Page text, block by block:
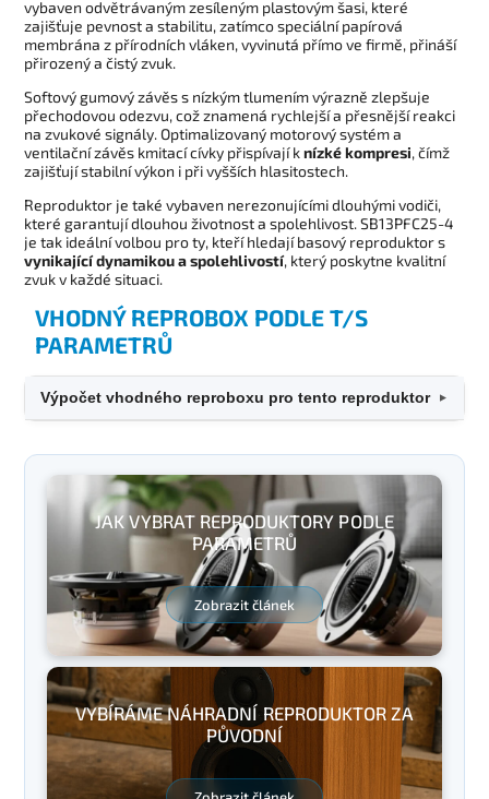
vybaven odvětrávaným zesíleným plastovým šasi, které
zajišťuje pevnost a stabilitu, zatímco speciální papírová
membrána z přírodních vláken, vyvinutá přímo ve firmě, přináší
přirozený a čistý zvuk.
Softový gumový závěs s nízkým tlumením výrazně zlepšuje
přechodovou odezvu, což znamená rychlejší a přesnější reakci
na zvukové signály. Optimalizovaný motorový systém a
ventilační závěs kmitací cívky přispívají knízké kompresi, čímž
zajišťují stabilní výkon i při vyšších hlasitostech.
Reproduktor je také vybaven nerezonujícími dlouhými vodiči,
které garantují dlouhou životnost a spolehlivost. SB13PFC25-4
je tak ideální volbou pro ty, kteří hledají basový reproduktor s
vynikající dynamikou a spolehlivostí, který poskytne kvalitní
zvuk v každé situaci.
VHODNÝ REPROBOX PODLE T/S
PARAMETRŮ
Výpočet vhodného reproboxu pro tento reproduktor ▼
JAK VYBRAT REPRODUKTORY PODLE
PARAMETRŮ
Zobrazit článek
VYBÍRÁME NÁHRADNÍ REPRODUKTOR ZA
PŮVODNÍ